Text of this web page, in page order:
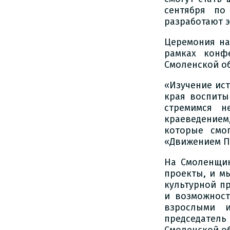
сентября
разработают
Церемония
рамках
Смоленской
«Изучение
края
стремимся
которые
«Движением
На
проекты, и
культурной
и
взрослыми